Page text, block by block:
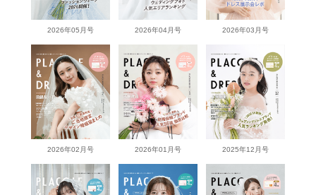
2026年05月号 2026年04月号 2026年03月号
2026年02月号 2026年01月号 2025年12月号